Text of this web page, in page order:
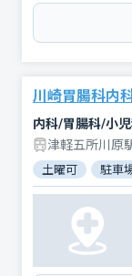
川崎胃腸科内
内科/胃腸科/小
津軽五所川原
土曜可 駐車